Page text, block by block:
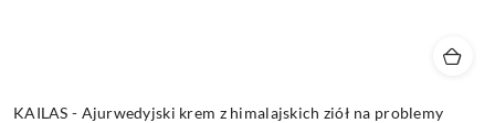
KAILAS - Ajurwedyjski krem z himalajskich ziół na problemy